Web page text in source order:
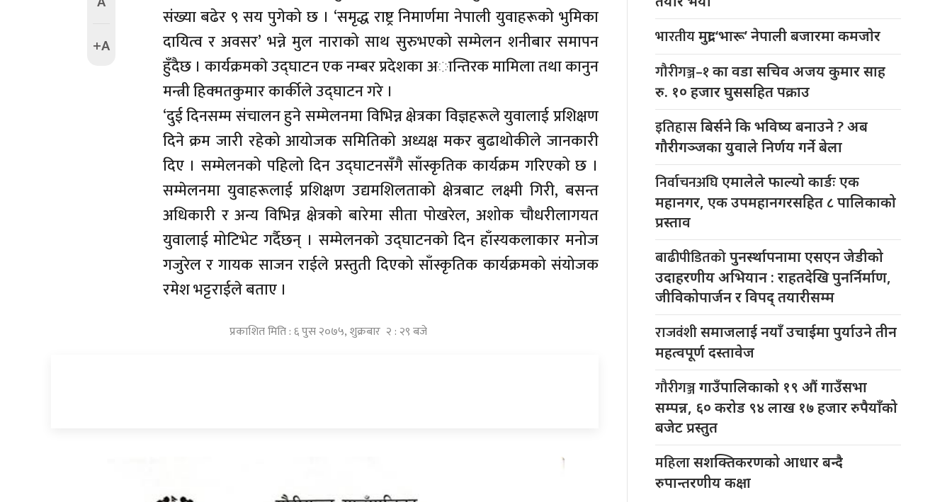
+A
संख्या बढेर ९ सय पुगेको छ । ‘समृद्ध राष्ट्र निमार्णमा नेपाली युवाहरूको भुमिका
दायित्व र अवसर’ भन्ने मुल नाराको साथ सुरुभएको सम्मेलन शनीबार समापन
हुँदैछ । कार्यक्रमकाे उद्घाटन एक नम्बर प्रदेशका अान्तिरक मामिला तथा कानुन
मन्त्री हिक्मतकुमार कार्कीले उद्घाटन गरे ।
‘दुई दिनसम्म संचालन हुने सम्मेलनमा विभिन्न क्षेत्रका विज्ञहरूले युवालाई प्रशिक्षण
दिने क्रम जारी रहेको आयोजक समितिको अध्यक्ष मकर बुढाथोकीले जानकारी
दिए । सम्मेलनको पहिलो दिन उद्घाटनसँगै साँस्कृतिक कार्यक्रम गरिएको छ ।
सम्मेलनमा युवाहरूलाई प्रशिक्षण उद्यमशिलताको क्षेत्रबाट लक्ष्मी गिरी, बसन्त
अधिकारी र अन्य विभिन्न क्षेत्रको बारेमा सीता पोखरेल, अशोक चौधरीलागयत
युवालाई मोटिभेट गर्दैछन् । सम्मेलनको उद्घाटनको दिन हाँस्यकलाकार मनोज
गजुरेल र गायक साजन राईले प्रस्तुती दिएको साँस्कृतिक कार्यक्रमको संयोजक
रमेश भट्टराईले बताए ।
प्रकाशित मिति : ६ पुस २०७५, शुक्रबार २ : २९ बजे
भारतीयमुद्रा ‘भारू’ नेपाली बजारमा कमजाेर
गौरीगञ्ज–१का वडा सचिव अजय कुमार साह
रु. १० हजार घुससहित पक्राउ
इतिहासबिर्सने कि भविष्य बनाउने ? अब
गौरीगञ्जका युवाले निर्णय गर्ने बेला
निर्वाचनअघिएमालेले फाल्यो कार्डः एक
महानगर, एक उपमहानगरसहित ८ पालिकाको
प्रस्ताव
बाढीपीडितकोपुनर्स्थापनामा एसएन जेडीको
उदाहरणीय अभियान : राहतदेखि पुनर्निर्माण,
जीविकोपार्जन र विपद् तयारीसम्म
राजवंशीसमाजलाई नयाँ उचाईमा पुर्याउने तीन
महत्वपूर्ण दस्तावेज
गौरीगञ्जगाउँपालिकाको १९ औं गाउँसभा
सम्पन्न, ६० करोड ९४ लाख १७ हजार रुपैयाँको
बजेट प्रस्तुत
महिलासशक्तिकरणको आधार बन्दै
रुपान्तरणीय कक्षा